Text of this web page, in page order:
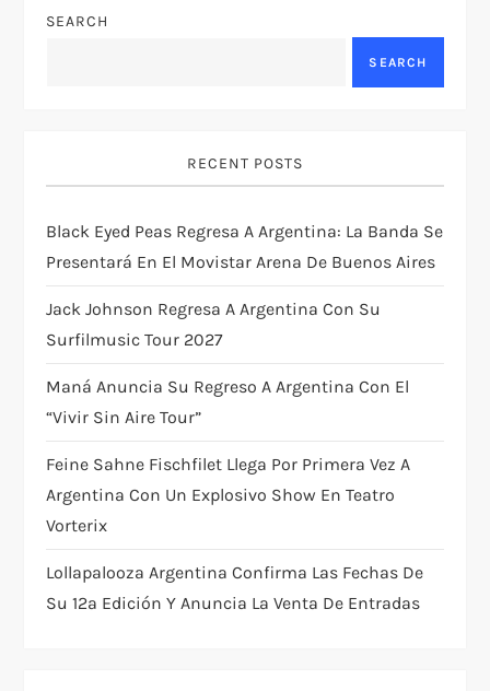
a
g
a
t
i
o
n
SEARCH
SEARCH
RECENT POSTS
Black Eyed Peas Regresa A Argentina: La Banda Se
Presentará En El Movistar Arena De Buenos Aires
Jack Johnson Regresa A Argentina Con Su
Surfilmusic Tour 2027
Maná Anuncia Su Regreso A Argentina Con El
“Vivir Sin Aire Tour”
Feine Sahne Fischfilet Llega Por Primera Vez A
Argentina Con Un Explosivo Show En Teatro
Vorterix
Lollapalooza Argentina Confirma Las Fechas De
Su 12ª Edición Y Anuncia La Venta De Entradas